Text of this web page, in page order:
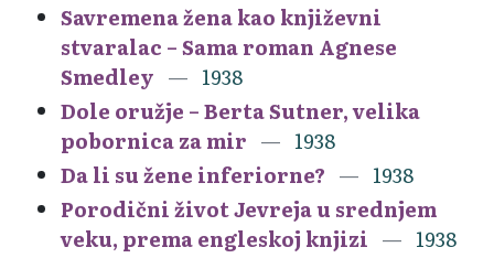
Savremena žena kao književni
stvaralac – Sama roman Agnese
Smedley
1938
Dole oružje – Berta Sutner, velika
pobornica za mir
1938
Da li su žene inferiorne?
1938
Porodični život Jevreja u srednjem
veku, prema engleskoj knjizi
1938